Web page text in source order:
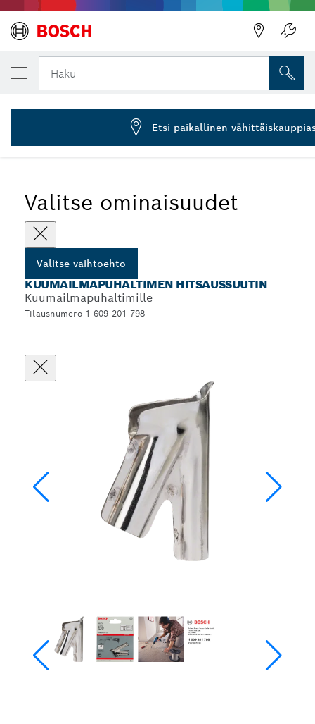
Haku
... Hitsaussuuttimet kuumailmapuhaltimille
Valitse ominaisuudet
Valitse vaihtoehto
KUUMAILMAPUHALTIMEN HITSAUSSUUTIN
Kuumailmapuhaltimille
Tilausnumero 1 609 201 798
VALITSEMASI VAIHTOEHTO
Supistussuutin
1 609 201 798
Etsi paikallinen